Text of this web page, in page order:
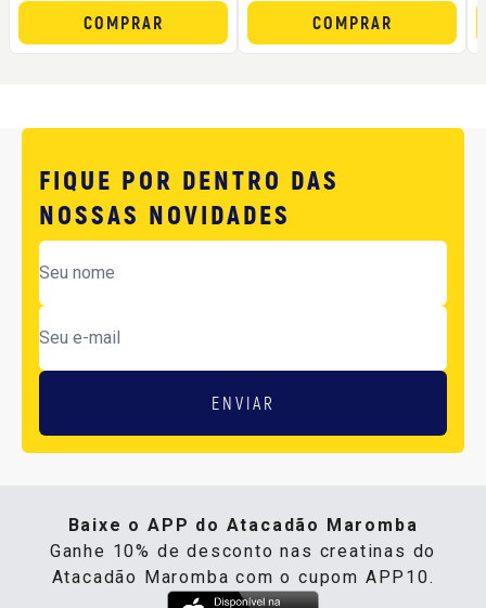
COMPRAR COMPRAR
FIQUE POR DENTRO DAS
NOSSAS NOVIDADES
ENVIAR
Baixe o APP do Atacadão Maromba
Ganhe 10% de desconto nas creatinas do
Atacadão Maromba com o cupom APP10.